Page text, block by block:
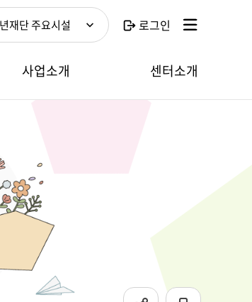
사업소개 센터소개
재단 주요시설 로그인